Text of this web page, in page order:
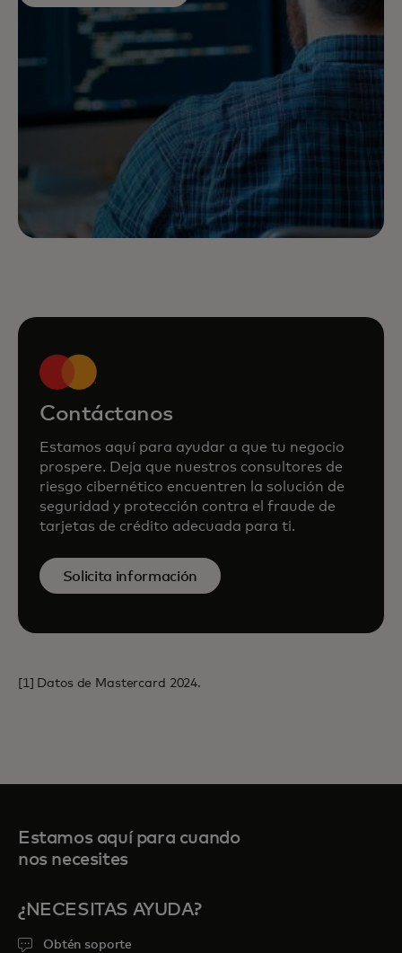
Contáctanos
Estamos aquí para ayudar a que tu negocio
prospere. Deja que nuestros consultores de
riesgo cibernético encuentren la solución de
seguridad y protección contra el fraude de
tarjetas de crédito adecuada para ti.
Solicita información
[1] Datos de Mastercard 2024.
Estamos aquí para cuando
nos necesites
¿NECESITAS AYUDA?
Obtén soporte